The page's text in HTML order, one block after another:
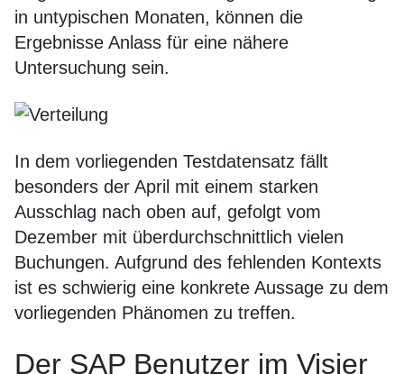
in untypischen Monaten, können die
Ergebnisse Anlass für eine nähere
Untersuchung sein.
In dem vorliegenden Testdatensatz fällt
besonders der April mit einem starken
Ausschlag nach oben auf, gefolgt vom
Dezember mit überdurchschnittlich vielen
Buchungen. Aufgrund des fehlenden Kontexts
ist es schwierig eine konkrete Aussage zu dem
vorliegenden Phänomen zu treffen.
Der SAP Benutzer im Visier